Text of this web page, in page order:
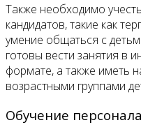
Также необходимо
кандидатов, такие как
умение общаться с
готовы вести занятия в
формате, а также иметь
возрастными группами
Обучение персонала